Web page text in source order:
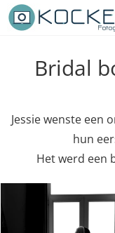
Bridal
Jessie wenste een
hun
Het werd een